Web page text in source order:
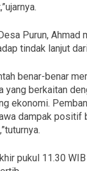
Purun, Ahmad
tindak lanjut
benar-benar
yang berkaitan
ekonomi.
dampak positif
pukul 11.30